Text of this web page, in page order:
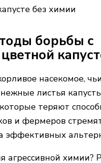
без химии
борьбы с
насекомое,
листья
теряют
и фермеров
эффективных
химии?